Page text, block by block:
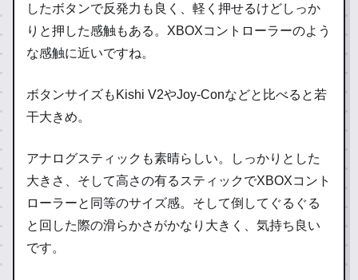
したボタンで反発力も良く、軽く押せるけどしっか
りと押した感触もある。XBOXコントローラーのよう
な感触に近いですね。
ボタンサイズもKishi V2やJoy-Conなどと比べると若
干大きめ。
アナログスティックも素晴らしい。しっかりとした
大きさ、そして高さの有るスティックでXBOXコント
ローラーと同等のサイズ感。そして倒してぐるぐる
と回した際の滑らかさがかなり大きく、気持ち良い
です。